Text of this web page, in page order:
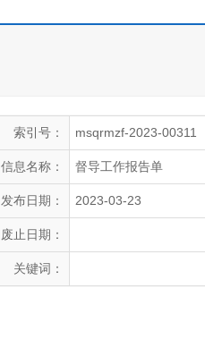
索引号： msqrmzf-2023-00311
信息名称： 督导工作报告单
发布日期： 2023-03-23
废止日期：
关键词：